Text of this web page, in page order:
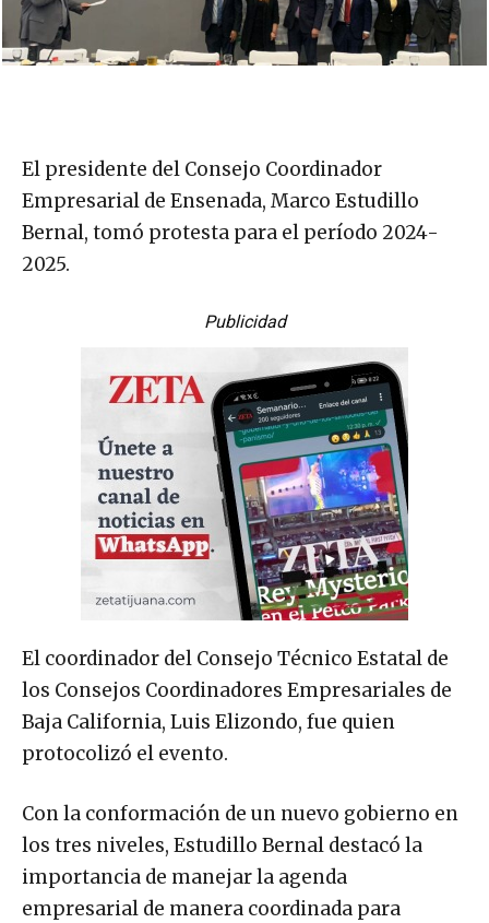
El presidente del Consejo Coordinador
Empresarial de Ensenada, Marco Estudillo
Bernal, tomó protesta para el período 2024-
2025.
Publicidad
El coordinador del Consejo Técnico Estatal de
los Consejos Coordinadores Empresariales de
Baja California, Luis Elizondo, fue quien
protocolizó el evento.
Con la conformación de un nuevo gobierno en
los tres niveles, Estudillo Bernal destacó la
importancia de manejar la agenda
empresarial de manera coordinada para